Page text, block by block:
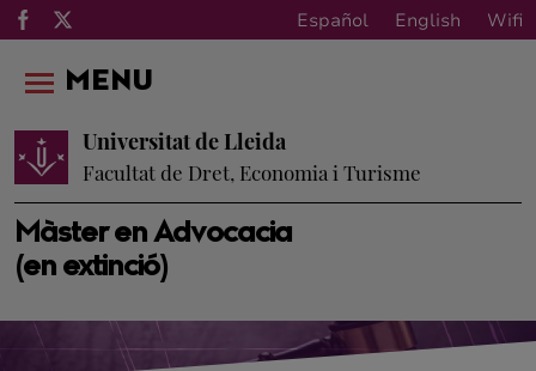
Español English Wifi
Màster en Advocacia
(en extinció)
Universitat de Lleida
Facultat de Dret, Economia i Turisme
MENU